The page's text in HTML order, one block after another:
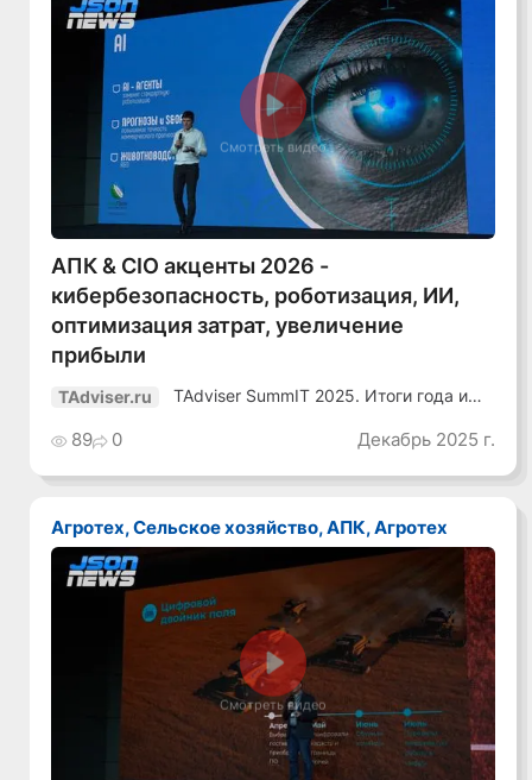
Смотреть видео
АПК & CIO акценты 2026 -
кибербезопасность, роботизация, ИИ,
оптимизация затрат, увеличение
прибыли
TAdviser.ru
TAdviser SummIT 2025. Итоги года и
89 0 Декабрь 2025 г.
Агротех, Сельское хозяйство, АПК, Агротех
Смотреть видео